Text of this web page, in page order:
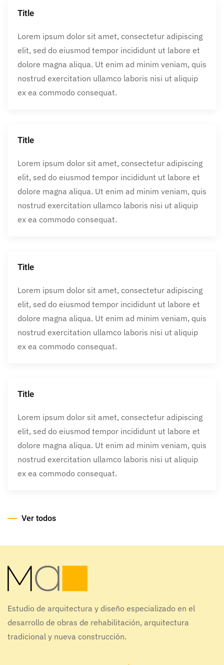
Title
Lorem ipsum dolor sit amet, consectetur adipiscing
elit, sed do eiusmod tempor incididunt ut labore et
dolore magna aliqua. Ut enim ad minim veniam, quis
nostrud exercitation ullamco laboris nisi ut aliquip
ex ea commodo consequat.
Title
Lorem ipsum dolor sit amet, consectetur adipiscing
elit, sed do eiusmod tempor incididunt ut labore et
dolore magna aliqua. Ut enim ad minim veniam, quis
nostrud exercitation ullamco laboris nisi ut aliquip
ex ea commodo consequat.
Title
Lorem ipsum dolor sit amet, consectetur adipiscing
elit, sed do eiusmod tempor incididunt ut labore et
dolore magna aliqua. Ut enim ad minim veniam, quis
nostrud exercitation ullamco laboris nisi ut aliquip
ex ea commodo consequat.
Title
Lorem ipsum dolor sit amet, consectetur adipiscing
elit, sed do eiusmod tempor incididunt ut labore et
dolore magna aliqua. Ut enim ad minim veniam, quis
nostrud exercitation ullamco laboris nisi ut aliquip
ex ea commodo consequat.
Ver todos
Estudio de arquitectura y diseño especializado en el
desarrollo de obras de rehabilitación, arquitectura
tradicional y nueva construcción.